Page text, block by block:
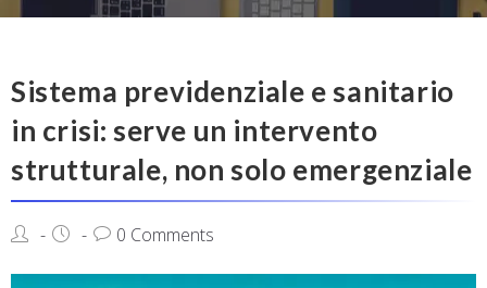
Sistema previdenziale e sanitario
in crisi: serve un intervento
strutturale, non solo emergenziale
0 Comments